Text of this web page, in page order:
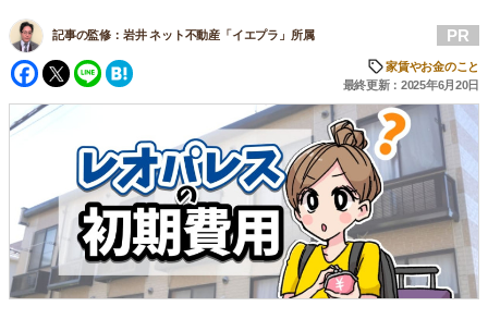
記事の監修： 岩井 ネット不動産「イエプラ」所属
Facebook
Twitter
Line
PR
家賃やお金のこと
最終更新：2025年6月20日